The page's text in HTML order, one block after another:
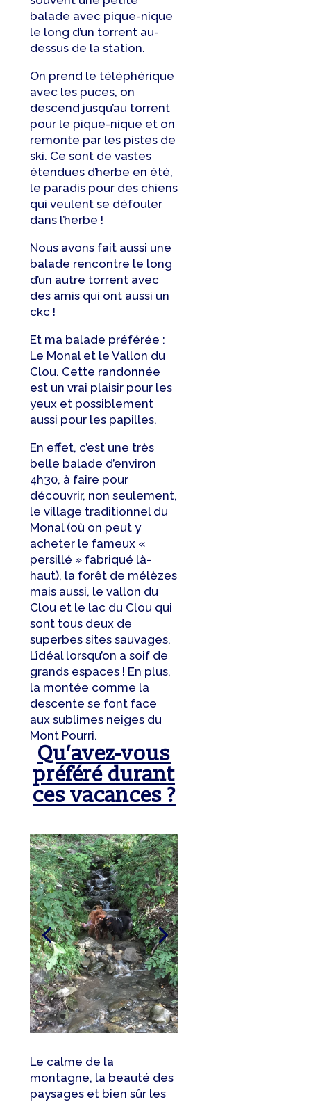
balade avec pique-nique
le long d’un torrent au-
dessus de la station.
On prend le téléphérique
avec les puces, on
descend jusqu’au torrent
pour le pique-nique et on
remonte par les pistes de
ski. Ce sont de vastes
étendues d’herbe en été,
le paradis pour des chiens
qui veulent se défouler
dans l’herbe !
Nous avons fait aussi une
balade rencontre le long
d’un autre torrent avec
des amis qui ont aussi un
ckc !
Et ma balade préférée :
Le Monal et le Vallon du
Clou. Cette randonnée
est un vrai plaisir pour les
yeux et possiblement
aussi pour les papilles.
En effet, c’est une très
belle balade d’environ
4h30, à faire pour
découvrir, non seulement,
le village traditionnel du
Monal (où on peut y
acheter le fameux «
persillé » fabriqué là-
haut), la forêt de mélèzes
mais aussi, le vallon du
Clou et le lac du Clou qui
sont tous deux de
superbes sites sauvages.
L’idéal lorsqu’on a soif de
grands espaces ! En plus,
la montée comme la
descente se font face
aux sublimes neiges du
Mont Pourri.
Qu’avez-vous
préféré durant
ces vacances ?
Le calme de la
montagne, la beauté des
paysages et bien sûr les